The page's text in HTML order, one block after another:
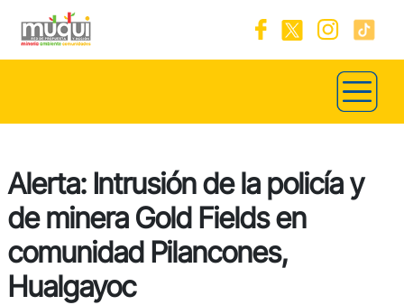
Alerta: Intrusión de la policía y
de minera Gold Fields en
comunidad Pilancones,
Hualgayoc